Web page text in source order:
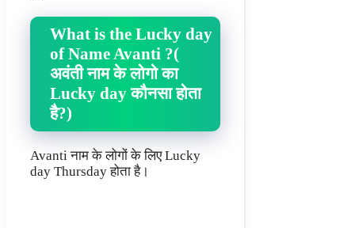
What is the Lucky day
of Name Avanti ?(
अवंती नाम के लोगो का
Lucky day कौनसा होता
है?)
Avanti नाम के लोगों के लिए Lucky
day Thursday होता है।